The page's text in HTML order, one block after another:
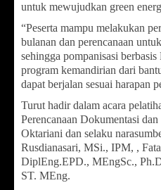
untuk mewujudkan green
“Peserta mampu melakukan
bulanan dan perencanaan
sehingga pompanisasi
program kemandirian dari
dapat berjalan sesuai harapan
Turut hadir dalam acara
Perencanaan Dokumentasi
Oktariani dan selaku
Rusdianasari, MSi., IPM, ,
DiplEng.EPD., MEngSc.,
ST. MEng.